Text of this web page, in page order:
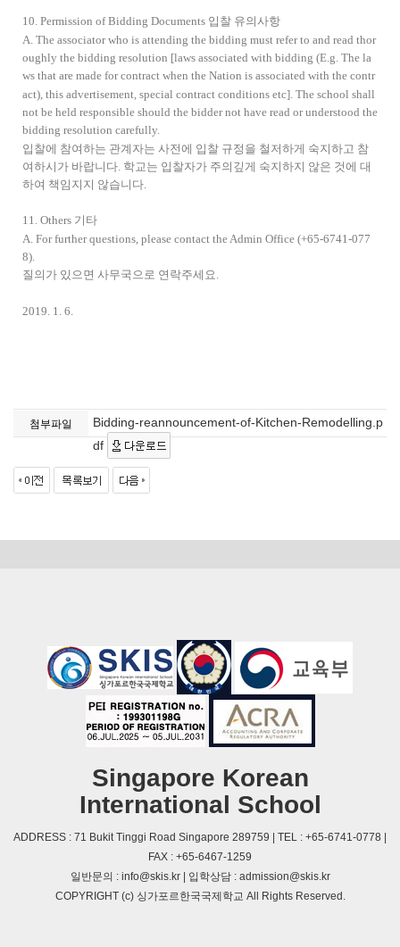
10. Permission of Bidding Documents 입찰 유의사항
A. The associator who is attending the bidding must refer to and read thor
oughly the bidding resolution [laws associated with bidding (E.g. The la
ws that are made for contract when the Nation is associated with the contr
act), this advertisement, special contract conditions etc]. The school shall
not be held responsible should the bidder not have read or understood the
bidding resolution carefully.
입찰에 참여하는 관계자는 사전에 입찰 규정을 철저하게 숙지하고 참
여하시가 바랍니다. 학교는 입찰자가 주의깊게 숙지하지 않은 것에 대
하여 책임지지 않습니다.
11. Others 기타
A. For further questions, please contact the Admin Office (+65-6741-077
8).
질의가 있으면 사무국으로 연락주세요.
2019. 1. 6.
첨부파일
Bidding-reannouncement-of-Kitchen-Remodelling.p
df
Singapore Korean
International School
ADDRESS : 71 Bukit Tinggi Road Singapore 289759 | TEL : +65-6741-0778 |
FAX : +65-6467-1259
일반문의 : info@skis.kr | 입학상담 : admission@skis.kr
COPYRIGHT (c) 싱가포르한국국제학교 All Rights Reserved.